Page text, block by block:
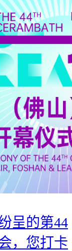
呈的第44
，您打卡